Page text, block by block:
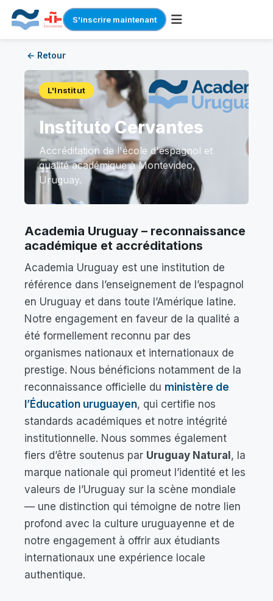
S'inscrire maintenant
content
← Retour
L'Institut
Instituto Cervantes
Accréditation de l'école d'espagnol et
qualité académique à Montevideo,
Uruguay.
Academia Uruguay – reconnaissance
académique et accréditations
Academia Uruguay est une institution de
référence dans l’enseignement de l’espagnol
en Uruguay et dans toute l’Amérique latine.
Notre engagement en faveur de la qualité a
été formellement reconnu par des
organismes nationaux et internationaux de
prestige. Nous bénéficions notamment de la
reconnaissance officielle du ministère de
l’Éducation uruguayen, qui certifie nos
standards académiques et notre intégrité
institutionnelle. Nous sommes également
fiers d’être soutenus par Uruguay Natural , la
marque nationale qui promeut l’identité et les
valeurs de l’Uruguay sur la scène mondiale
— une distinction qui témoigne de notre lien
profond avec la culture uruguayenne et de
notre engagement à offrir aux étudiants
internationaux une expérience locale
authentique.